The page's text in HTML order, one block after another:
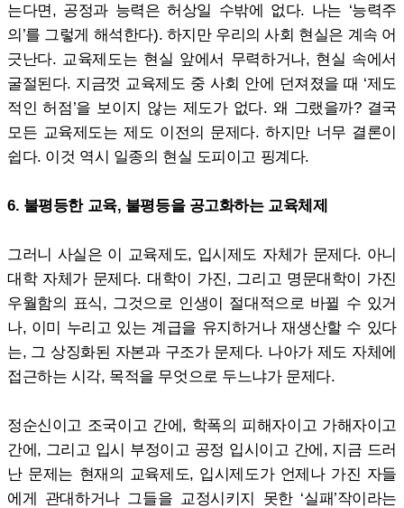
는다면, 공정과 능력은 허상일 수밖에 없다. 나는 ‘능력주
의’를 그렇게 해석한다). 하지만 우리의 사회 현실은 계속 어
긋난다. 교육제도는 현실 앞에서 무력하거나, 현실 속에서
굴절된다. 지금껏 교육제도 중 사회 안에 던져졌을 때 ‘제도
적인 허점’을 보이지 않는 제도가 없다. 왜 그랬을까? 결국
모든 교육제도는 제도 이전의 문제다. 하지만 너무 결론이
쉽다. 이것 역시 일종의 현실 도피이고 핑계다.
6. 불평등한 교육, 불평등을 공고화하는 교육체제
그러니 사실은 이 교육제도, 입시제도 자체가 문제다. 아니
대학 자체가 문제다. 대학이 가진, 그리고 명문대학이 가진
우월함의 표식, 그것으로 인생이 절대적으로 바뀔 수 있거
나, 이미 누리고 있는 계급을 유지하거나 재생산할 수 있다
는, 그 상징화된 자본과 구조가 문제다. 나아가 제도 자체에
접근하는 시각, 목적을 무엇으로 두느냐가 문제다.
정순신이고 조국이고 간에, 학폭의 피해자이고 가해자이고
간에, 그리고 입시 부정이고 공정 입시이고 간에, 지금 드러
난 문제는 현재의 교육제도, 입시제도가 언제나 가진 자들
에게 관대하거나 그들을 교정시키지 못한 ‘실패’작이라는